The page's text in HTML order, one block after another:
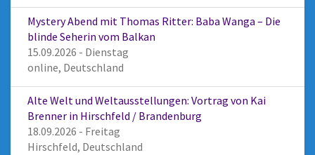
Mystery Abend mit Thomas Ritter: Baba Wanga – Die
blinde Seherin vom Balkan
15.09.2026 - Dienstag
online, Deutschland
Alte Welt und Weltausstellungen: Vortrag von Kai
Brenner in Hirschfeld / Brandenburg
18.09.2026 - Freitag
Hirschfeld, Deutschland